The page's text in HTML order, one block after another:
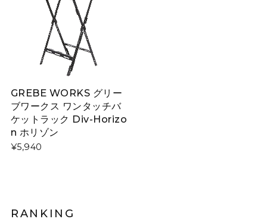
GREBE WORKS グリー
ブワークス ワンタッチバ
ケットラック Div-Horizo
n ホリゾン
¥5,940
RANKING